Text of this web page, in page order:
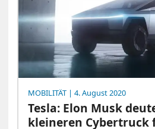
MOBILITÄT | 4. August 2020
Tesla: Elon Musk
kleineren Cybertruck